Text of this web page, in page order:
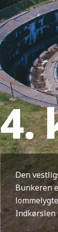
4.
Den
Bunkeren
Indkørslen